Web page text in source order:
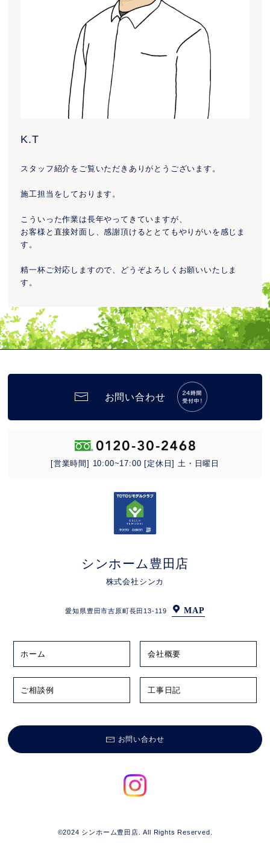
K.T
スタッフ紹介をご覧いただきありがとうございます。
施工担当をしております。
こういった作業は長年やってきていますが、
お客様と直接対面し、感謝頂けるととてもやりがいを感じま
す。
精一杯ご対応しますので、どうぞよろしくお願いいたしま
す。
お問い合わせ
[営業時間] 10:00~17:00 [定休日] 土・日曜日
シンホーム豊田店
株式会社シンカ
愛知県豊田市吉原町長田13-119 MAP
ホーム 会社概要
ご相談例 工事日記
お問い合わせ
©2024 シンホーム豊田店. All Rights Reserved.